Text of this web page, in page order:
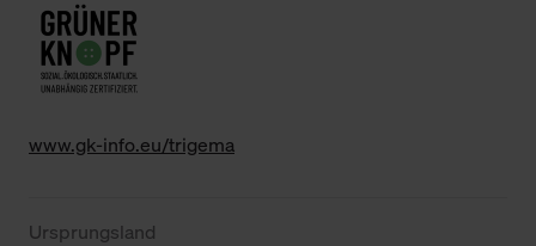
www.gk-info.eu/trigema
Ursprungsland